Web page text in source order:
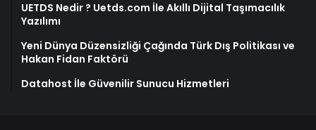
UETDS Nedir ? Uetds.com İle Akıllı Dijital Taşımacılık
Yazılımı
Yeni Dünya Düzensizliği Çağında Türk Dış Politikası ve
Hakan Fidan Faktörü
Datahost İle Güvenilir Sunucu Hizmetleri